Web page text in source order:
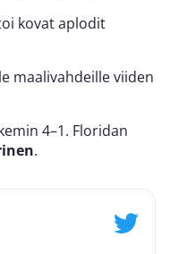
kovat aplodit
maalivahdeille viiden
4–1. Floridan
.